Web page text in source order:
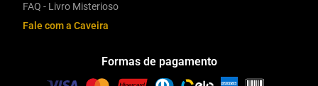
FAQ - Livro Misterioso
Fale com a Caveira
Formas de pagamento